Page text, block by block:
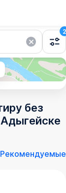
2
без
Рекомендуемые